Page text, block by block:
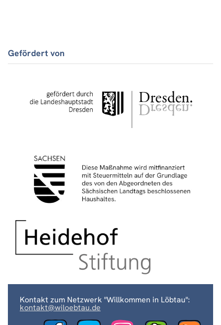
Gefördert von
Kontakt zum Netzwerk "Willkommen in Löbtau":
kontakt@wiloebtau.de